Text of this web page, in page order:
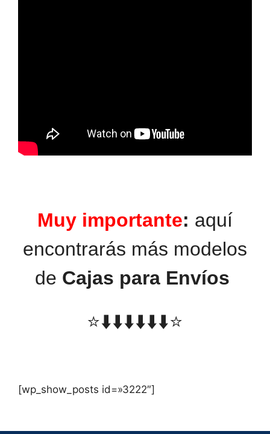
Muy importante: aquí
encontrarás más modelos
de Cajas para Envíos
⭐️⬇️⬇️⬇️⬇️⬇️⬇️⭐️
[wp_show_posts id=»3222″]